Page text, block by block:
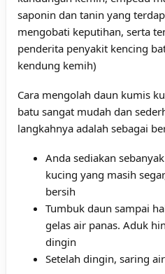
saponin dan tanin yang
mengobati keputihan, serta
penderita penyakit kencing
kendung kemih)
Cara mengolah daun kumis
batu sangat mudah dan
langkahnya adalah sebagai
Anda sediakan
kucing yang masih
bersih
Tumbuk daun sampai
gelas air panas. Aduk
dingin
Setelah dingin, saring